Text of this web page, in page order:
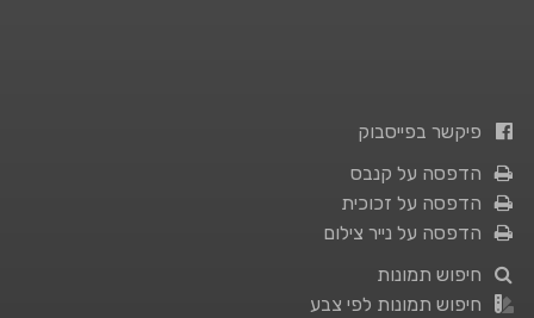
פיקשר בפייסבוק
הדפסה על קנבס
הדפסה על זכוכית
הדפסה על נייר צילום
חיפוש תמונות
חיפוש תמונות לפי צבע